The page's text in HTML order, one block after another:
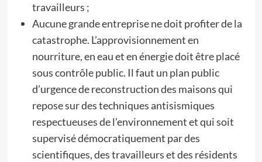
travailleurs ;
Aucune grande entreprise ne doit profiter de la
catastrophe. L’approvisionnement en
nourriture, en eau et en énergie doit être placé
sous contrôle public. Il faut un plan public
d’urgence de reconstruction des maisons qui
repose sur des techniques antisismiques
respectueuses de l’environnement et qui soit
supervisé démocratiquement par des
scientifiques, des travailleurs et des résidents